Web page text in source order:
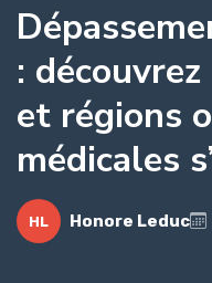
:
et régions
médicales
HL Honore Leduc